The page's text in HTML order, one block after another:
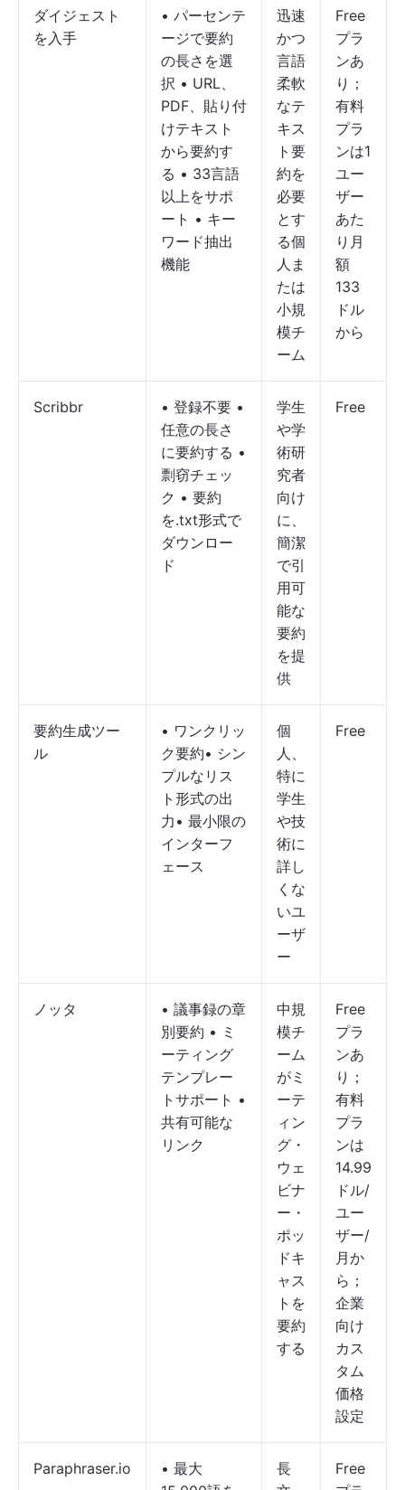
ダイジェスト
を入手
• パーセンテ
ージで要約
の長さを選
択 • URL、
PDF、貼り付
けテキスト
から要約す
る • 33言語
以上をサポ
ート • キー
ワード抽出
機能
迅速
かつ
言語
柔軟
なテ
キス
ト要
約を
必要
とす
る個
人ま
たは
小規
模チ
ーム
Free
プラ
ンあ
り；
有料
プラ
ンは1
ユー
ザー
あた
り月
額
133
ドル
から
Scribbr
• 登録不要 •
任意の長さ
に要約する •
剽窃チェッ
ク • 要約
を.txt形式で
ダウンロー
ド
学生
や学
術研
究者
向け
に、
簡潔
で引
用可
能な
要約
を提
供
Free
要約生成ツー
ル
• ワンクリッ
ク要約• シン
プルなリス
ト形式の出
力• 最小限の
インターフ
ェース
個
人、
特に
学生
や技
術に
詳し
くな
いユ
ーザ
ー
Free
ノッタ
• 議事録の章
別要約 • ミ
ーティング
テンプレー
トサポート •
共有可能な
リンク
中規
模チ
ーム
がミ
ーテ
ィン
グ・
ウェ
ビナ
ー・
ポッ
ドキ
ャス
トを
要約
する
Free
プラ
ンあ
り；
有料
プラ
ンは
14.99
ドル/
ユー
ザー/
月か
ら；
企業
向け
カス
タム
価格
設定
Paraphraser.io
• 最大
長
Free